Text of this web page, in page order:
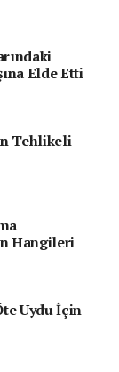
Elde Etti
Tehlikeli
Hangileri
Uydu İçin